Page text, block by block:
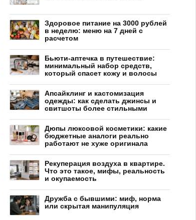
Здоровое питание на 3000 рублей
в неделю: меню на 7 дней с
расчетом
Бьюти-аптечка в путешествие:
минимальный набор средств,
который спасет кожу и волосы
Апсайклинг и кастомизация
одежды: как сделать джинсы и
свитшоты более стильными
Дюпы люксовой косметики: какие
бюджетные аналоги реально
работают не хуже оригинала
Рекуперация воздуха в квартире.
Что это такое, мифы, реальность
и окупаемость
Дружба с бывшими: миф, норма
или скрытая манипуляция